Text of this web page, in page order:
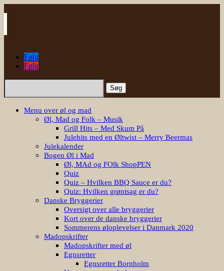
Følg
Følg
Søg
Menu over øl og mad
Øl, Mad og Folk – Musik
Grill Hits – Med Skum På
Julehits med en Øltwist – Merry Beermas
Julekalender
Bogen Øl i Mad
Øl, MAd og FOlk ShopPEN
Quiz
Quiz – Hvilken BBQ Sauce er du?
Quiz: Hvilken grøntsag er du?
Danske Bryggerier
Oversigt over alle bryggerier
Kort over de danske bryggerier
Sommerens øloplevelser i Danmark 2020
Madopskrifter
Madopskrifter med øl
Egnsretter
Egnsretter Bornholm